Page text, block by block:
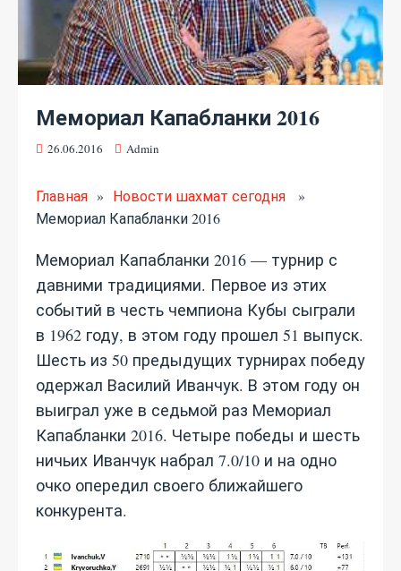
Мемориал Капабланки 2016
26.06.2016 Admin
Главная » Новости шахмат сегодня »
Мемориал Капабланки 2016
Мемориал Капабланки 2016 — турнир с
давними традициями. Первое из этих
событий в честь чемпиона Кубы сыграли
в 1962 году, в этом году прошел 51 выпуск.
Шесть из 50 предыдущих турнирах победу
одержал Василий Иванчук. В этом году он
выиграл уже в седьмой раз Мемориал
Капабланки 2016. Четыре победы и шесть
ничьих Иванчук набрал 7.0/10 и на одно
очко опередил своего ближайшего
конкурента.